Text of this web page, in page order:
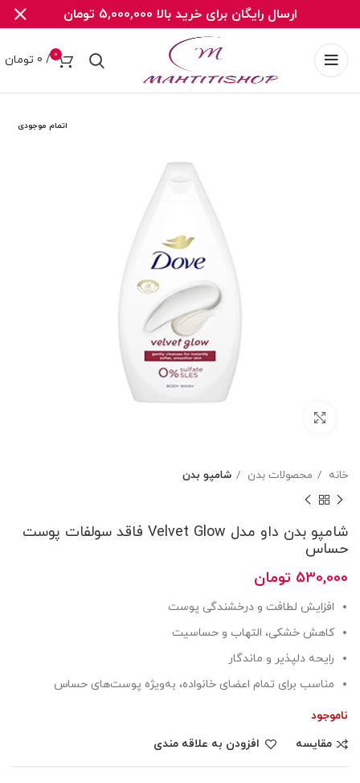
0
/
0 تومان
اتمام موجودی
خانه محصولات بدن شامپو بدن
شامپو بدن داو مدل Velvet Glow فاقد سولفات پوست
حساس
530,000 تومان
افزایش لطافت و درخشندگی پوست
کاهش خشکی، التهاب و حساسیت
رایحه دلپذیر و ماندگار
مناسب برای تمام اعضای خانواده، به‌ویژه پوست‌های حساس
ناموجود
مقایسه
افزودن به علاقه مندی
ارسال رایگان برای خرید بالا 5,000,000 تومان